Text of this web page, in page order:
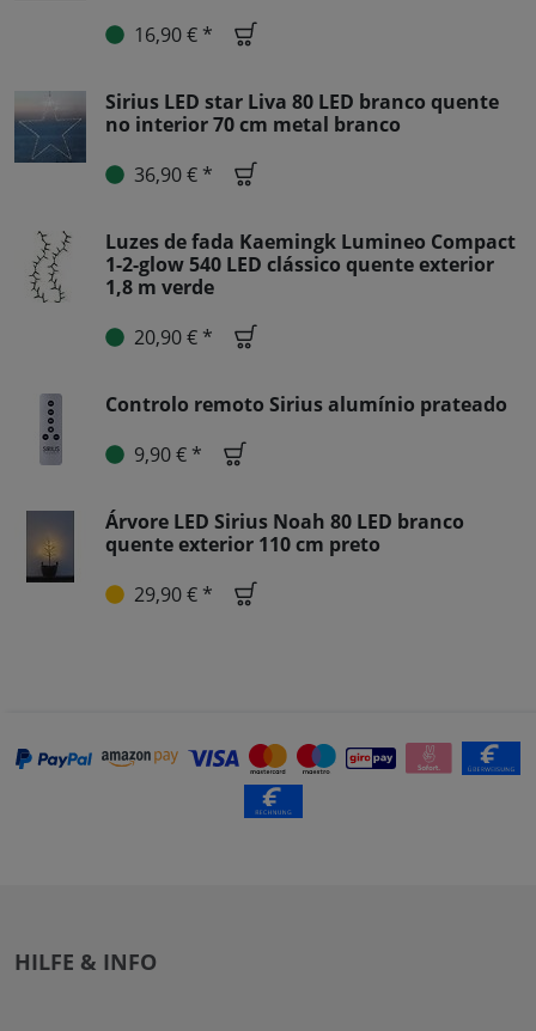
16,90 € *
Sirius LED star Liva 80 LED branco quente
no interior 70 cm metal branco
36,90 € *
Luzes de fada Kaemingk Lumineo Compact
1-2-glow 540 LED clássico quente exterior
1,8 m verde
20,90 € *
Controlo remoto Sirius alumínio prateado
9,90 € *
Árvore LED Sirius Noah 80 LED branco
quente exterior 110 cm preto
29,90 € *
HILFE & INFO